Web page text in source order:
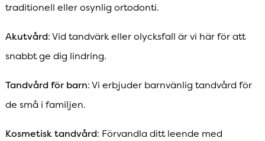
traditionell eller osynlig ortodonti.
Akutvård: Vid tandvärk eller olycksfall är vi här för att
snabbt ge dig lindring.
Tandvård för barn: Vi erbjuder barnvänlig tandvård för
de små i familjen.
Kosmetisk tandvård: Förvandla ditt leende med